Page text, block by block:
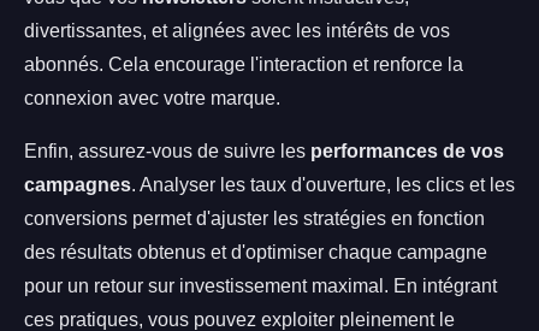
divertissantes, et alignées avec les intérêts de vos
abonnés. Cela encourage l'interaction et renforce la
connexion avec votre marque.
Enfin, assurez-vous de suivre les performances de vos
campagnes. Analyser les taux d'ouverture, les clics et les
conversions permet d'ajuster les stratégies en fonction
des résultats obtenus et d'optimiser chaque campagne
pour un retour sur investissement maximal. En intégrant
ces pratiques, vous pouvez exploiter pleinement le